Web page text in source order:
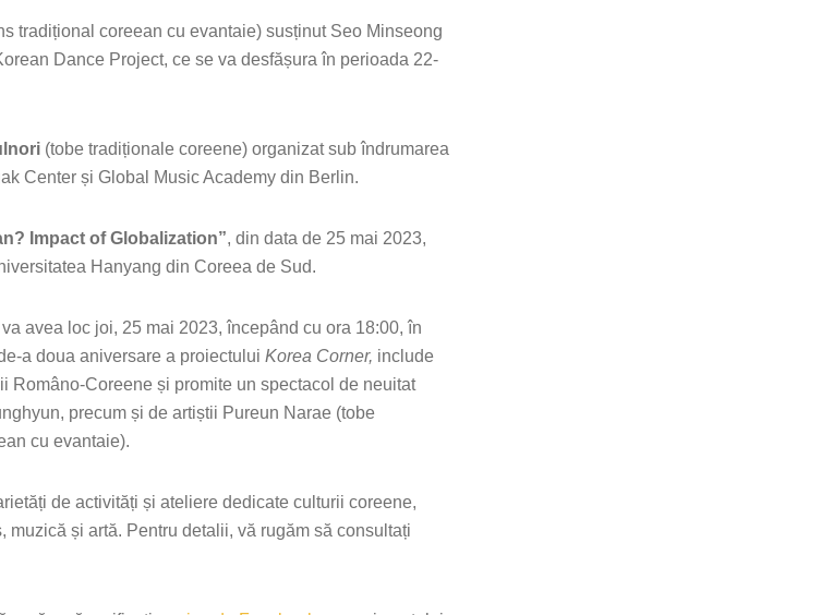
tradițional coreean cu evantaie) susținut Seo Minseong
Dance Project, ce se va desfășura în perioada 22-
(tobe tradiționale coreene) organizat sub îndrumarea
Center și Global Music Academy din Berlin.
Impact of Globalization”, din data de 25 mai 2023,
Hanyang din Coreea de Sud.
avea loc joi, 25 mai 2023, începând cu ora 18:00, în
a doua aniversare a proiectului Korea Corner, include
Coreene și promite un spectacol de neuitat
precum și de artiștii Pureun Narae (tobe
cu evantaie).
de activități și ateliere dedicate culturii coreene,
și artă. Pentru detalii, vă rugăm să consultați